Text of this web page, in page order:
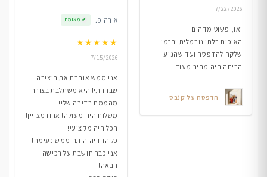
7/22/2026
ואו, פשוט מדהים
האיכות בלתי נורמלית והזמן
שלקח להדפסה ועד שהגיע
הביתה היה מהיר מעוד
הדפסה על קנבס
אירה פ. ✔ מאומת
★★★★★
7/15/2026
אני ממש אוהבת את היצירה
שבחרתי! היא משתלבת בצורה
מהממת בדירה שלי!
משלוח היה מעולה! ארוז מצויין!
הכל היה מקצועי!
כל החוויה היתה ממש נעימה!
אני כבר חושבת על רכישה
הבאה!